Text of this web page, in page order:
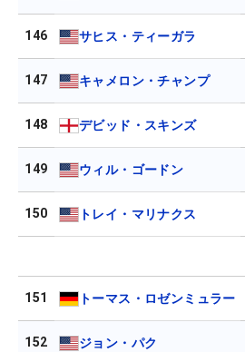
146 サヒス・ティーガラ
147 キャメロン・チャンプ
148 デビッド・スキンズ
149 ウィル・ゴードン
150 トレイ・マリナクス
151 トーマス・ロゼンミュラー
152 ジョン・パク